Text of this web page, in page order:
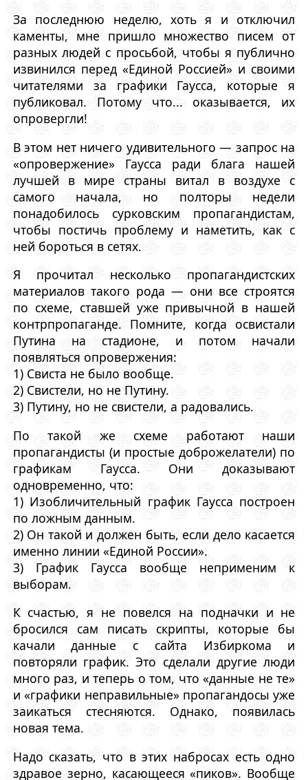
За последнюю неделю, хоть я и отключил
каменты, мне пришло множество писем от
разных людей с просьбой, чтобы я публично
извинился перед «Единой Россией» и своими
читателями за графики Гаусса, которые я
публиковал. Потому что... оказывается, их
опровергли!
В этом нет ничего удивительного — запрос на
«опровержение» Гаусса ради блага нашей
лучшей в мире страны витал в воздухе с
самого начала, но полторы недели
понадобилось сурковским пропагандистам,
чтобы постичь проблему и наметить, как с
ней бороться в сетях.
Я прочитал несколько пропагандистских
материалов такого рода — они все строятся
по схеме, ставшей уже привычной в нашей
контрпропаганде. Помните, когда освистали
Путина на стадионе, и потом начали
появляться опровержения:
1) Свиста не было вообще.
2) Свистели, но не Путину.
3) Путину, но не свистели, а радовались.
По такой же схеме работают наши
пропагандисты (и простые доброжелатели) по
графикам Гаусса. Они доказывают
одновременно, что:
1) Изобличительный график Гаусса построен
по ложным данным.
2) Он такой и должен быть, если дело касается
именно линии «Единой России».
3) График Гаусса вообще неприменим к
выборам.
К счастью, я не повелся на подначки и не
бросился сам писать скрипты, которые бы
качали данные с сайта Избиркома и
повторяли график. Это сделали другие люди
много раз, и теперь о том, что «данные не те»
и «графики неправильные» пропагандосы уже
заикаться стесняются. Однако, появилась
новая тема.
Надо сказать, что в этих набросах есть одно
здравое зерно, касающееся «пиков». Вообще